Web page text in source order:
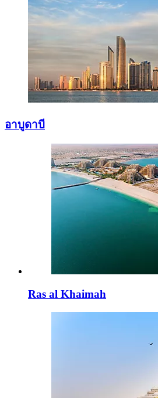
อาบูดาบี
Ras al Khaimah